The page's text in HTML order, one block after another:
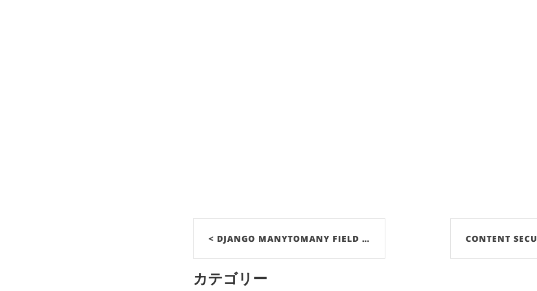
< DJANGO MANYTOMANY FIELD … CONTENT
カテゴリー